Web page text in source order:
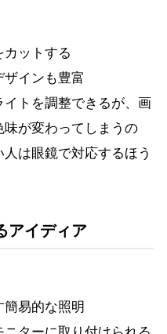
ットする
インも豊富
トを調整できるが、画
が変わってしまうの
は眼鏡で対応するほう
アイディア
易的な照明